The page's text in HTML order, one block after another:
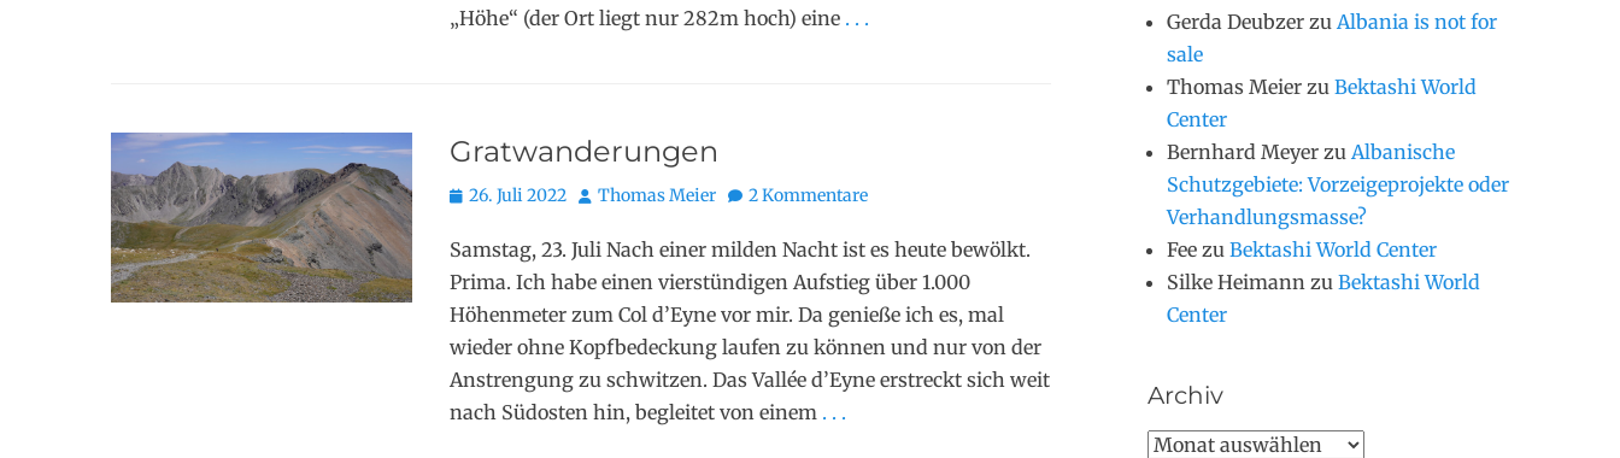
„Höhe“ (der Ort liegt nur 282m hoch) eine . . .
Gratwanderungen
Posted
26. Juli 2022 Autor
Thomas Meier 2 Kommentare
Samstag, 23. Juli Nach einer milden Nacht ist es heute bewölkt.
Prima. Ich habe einen vierstündigen Aufstieg über 1.000
Höhenmeter zum Col d’Eyne vor mir. Da genieße ich es, mal
wieder ohne Kopfbedeckung laufen zu können und nur von der
Anstrengung zu schwitzen. Das Vallée d’Eyne erstreckt sich weit
nach Südosten hin, begleitet von einem . . .
Gerda Deubzer zu Albania is not for
sale
Thomas Meier zu Bektashi World
Center
Bernhard Meyer zu Albanische
Schutzgebiete: Vorzeigeprojekte oder
Verhandlungsmasse?
Fee zu Bektashi World Center
Silke Heimann zu Bektashi World
Center
Archiv
Archiv